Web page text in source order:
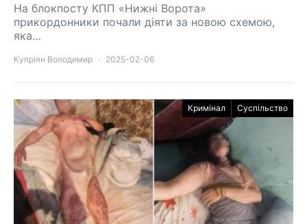
На блокпосту КПП «Нижні Ворота»
прикордонники почали діяти за новою схемою,
яка…
Купріян Володимир 2025-02-06
Кримінал Суспільство